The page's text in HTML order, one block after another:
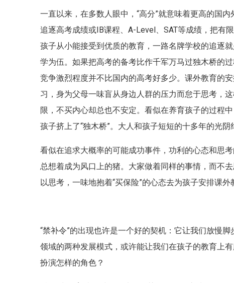
一直以来，在多数人眼中，“高分”就意味着更高的国
追逐高考成绩或IB课程、A-Level、SAT等成绩，把有
孩子从小能接受到优质的教育，一路名牌学校的追逐
学为伍。如果把高考的备考比作千军万马过独木桥的
竞争激烈程度并不比国内的高考好多少。课外教育的
习，身为父母一味盲从身边人群的压力而怠于思考，
限，不买内心却总也不安定。看似在养育孩子的过程
孩子挤上了“独木桥”。大人和孩子短短的十多年的光
看似在追求大概率的可能成功事件，功利的心态和思
总想着成为风口上的猪。大家做着同样的事情，而不
以思考，一味地抱着“买保险”的心态去为孩子安排课
“禁补令”的出现也许是一个好的契机：它让我们放慢
领域的两种发展模式，或许能让我们在孩子的教育上
扮演怎样的角色？